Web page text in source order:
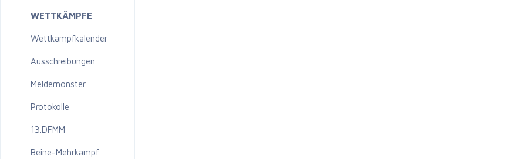
WETTKÄMPFE
Wettkampfkalender
Ausschreibungen
Meldemonster
Protokolle
13.DFMM
Beine-Mehrkampf